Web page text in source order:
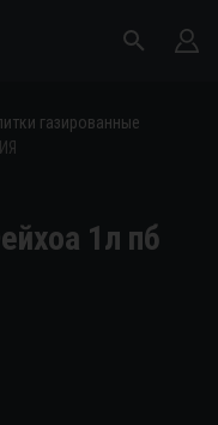
газированные
1л пб